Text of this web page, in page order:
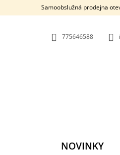
Samoobslužná prodejna
775646588
NOVINKY
O